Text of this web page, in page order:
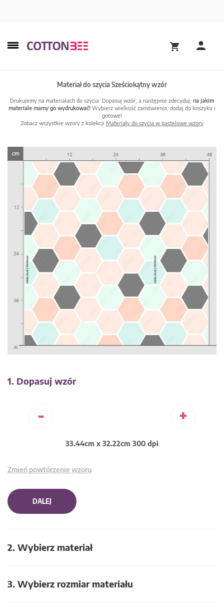
Materiał do szycia Sześciokątny wzór
Drukujemy na materiałach do szycia. Dopasuj wzór, a następnie zdecyduj, na jakim
materiale mamy go wydrukować! Wybierz wielkość zamówienia, dodaj do koszyka i
gotowe!
Zobacz wszystkie wzory z kolekcji Materiały do szycia w pastelowe wzory
1. Dopasuj wzór
- +
33.44cm x 32.22cm 300 dpi
Zmień powtórzenie wzoru
DALEJ
2. Wybierz materiał
3. Wybierz rozmiar materiału